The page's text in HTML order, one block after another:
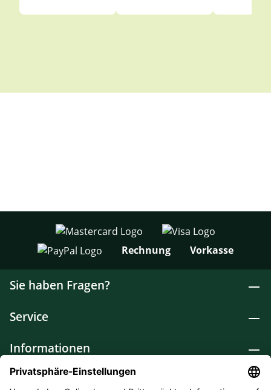
Rechnung Vorkasse
Sie haben Fragen?
Service
Informationen
Lebensmittel